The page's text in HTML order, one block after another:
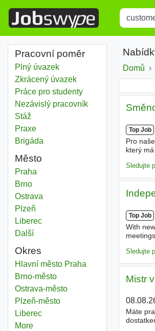
Title
Pracovní poměr
Plný úvazek
Zkrácený úvazek
Práce pro studenty
Nezávislý pracovník
Stáž
Praxe
Brigáda
Město
Customer service team member
Praha
Customer service team member
Brno
Customer service team member
Ostrava
Customer service team member
Plzeň
Customer service team member
Liberec
Dalšíměsta
Okres
Customer service team member
Hlavní město Praha
Customer service team member
Brno-městoOkres
Customer service team member
Ostrava-městoOkres
Customer service team member
Plzeň-městoOkres
Customer service team member
LiberecOkres
Moredistricts
Domů
Top Job
Pro
který
Sledujte
Top Job
With
Sledujte
Mistr
Máte